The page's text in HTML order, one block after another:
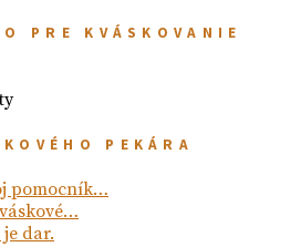
PRE KVÁSKOVANIE
PEKÁRA
pomocník…
dar.